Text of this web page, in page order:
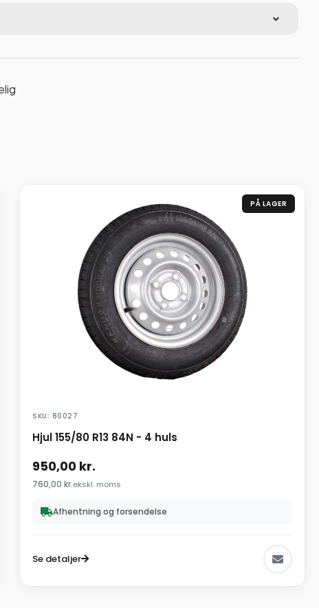
PÅ LAGER
SKU: 80027
Hjul 155/80 R13 84N - 4 huls
950,00 kr.
760,00 kr.ekskl. moms
Afhentning og forsendelse
Se detaljer